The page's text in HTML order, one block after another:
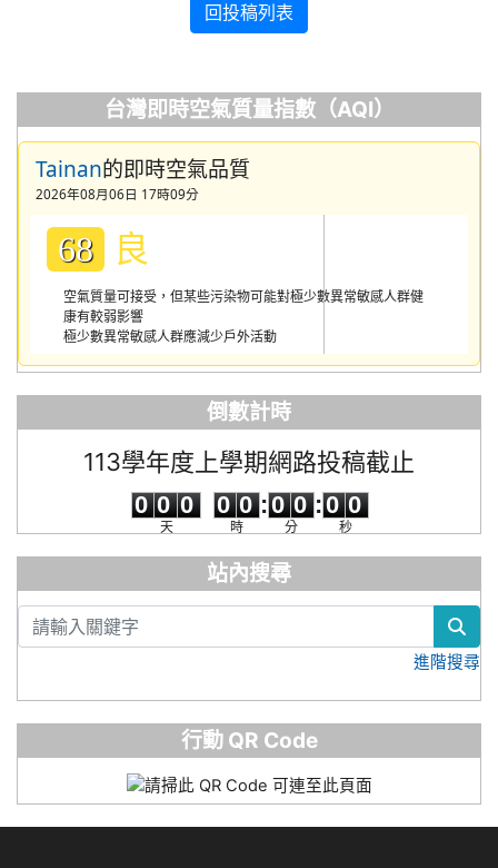
回投稿列表
台灣即時空氣質量指數（AQI）
Tainan的即時空氣品質
2026年08月06日 17時09分
68 良
空氣質量可接受，但某些污染物可能對極少數異常敏感人群健
康有較弱影響
極少數異常敏感人群應減少戶外活動
倒數計時
113學年度上學期網路投稿截止
0
0
0
0
0
天
0
0
0
0
時
:
0
0
0
0
分
:
0
0
0
0
秒
站內搜尋
進階搜尋
行動 QR Code